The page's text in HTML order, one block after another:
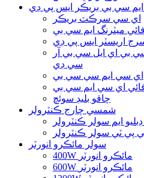
سي بي بريڪر ايس پي ڊي
اي سي سرڪٽ بريڪر
ميٽرنگ ايم سي بي
اريسٽر ايس پي ڊي
بي اي ايل سي بي آر
سي ڊي
اي سي ايم سي سي بي
اي سي ايم سي بي
چاقو بليڊ سوئچ
شمسي چارج ڪنٽرولر
ايم سولر ڪنٽرولر
پي پي ٽي سولر ڪنٽرولر
سولر مائڪرو انورٽر
400W مائڪرو انورٽر
600W مائڪرو انورٽر